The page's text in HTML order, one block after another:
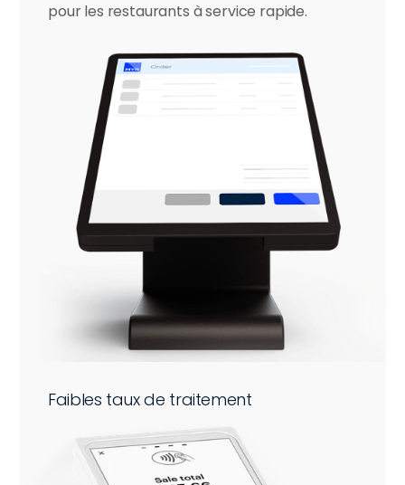
pour les restaurants à service rapide.
Faibles taux de traitement